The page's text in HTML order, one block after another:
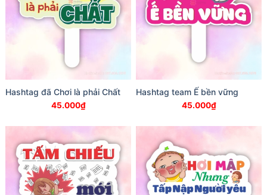
Hashtag đã Chơi là phải Chất
45.000₫
Hashtag team Ế bền vững
45.000₫